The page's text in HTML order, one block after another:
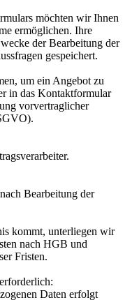
möchten wir Ihnen
ermöglichen. Ihre
der Bearbeitung der
gespeichert.
um ein Angebot zu
in das Kontaktformular
vorvertraglicher
Bearbeitung der
kommt, unterliegen wir
nach HGB und
Fristen.
Daten erfolgt